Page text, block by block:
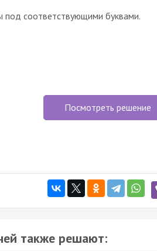
соответствующими буквами.
Посмотреть решение
также решают: